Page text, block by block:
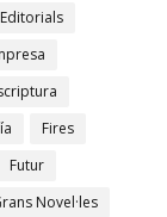
Editorials
Fires
Futur
Novel·les